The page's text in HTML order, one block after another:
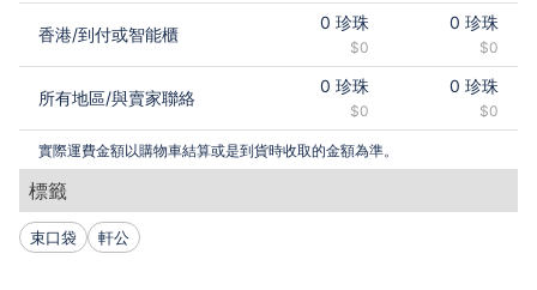
香港/到付或智能櫃
0 珍珠
$0
0 珍珠
$0
所有地區/與賣家聯絡
0 珍珠
$0
0 珍珠
$0
實際運費金額以購物車結算或是到貨時收取的金額為準。
標籤
束口袋 軒公